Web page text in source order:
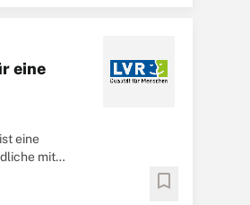
eine
eine
mit
bookmark